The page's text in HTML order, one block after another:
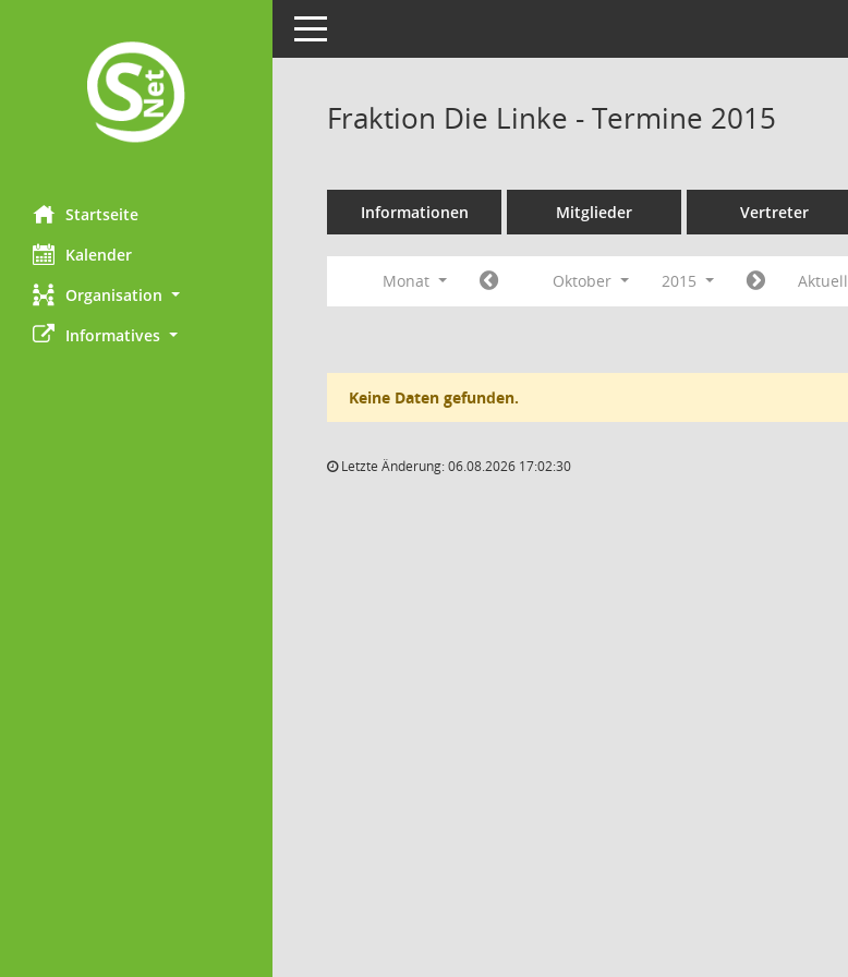
Startseite
Kalender
Organisation
Informatives
Toggle navigation
Fraktion Die Linke - Termine 2015
Informationen Mitglieder Vertreter
Monat Oktober 2015 Aktuell
Keine Daten gefunden.
Letzte Änderung: 06.08.2026 17:02:30